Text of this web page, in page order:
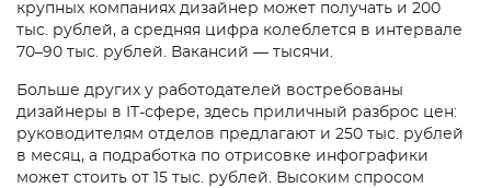
крупных компаниях дизайнер может получать и 200
тыс. рублей, а средняя цифра колеблется в интервале
70–90 тыс. рублей. Вакансий — тысячи.
Больше других у работодателей востребованы
дизайнеры в IT-сфере, здесь приличный разброс цен:
руководителям отделов предлагают и 250 тыс. рублей
в месяц, а подработка по отрисовке инфографики
может стоить от 15 тыс. рублей. Высоким спросом